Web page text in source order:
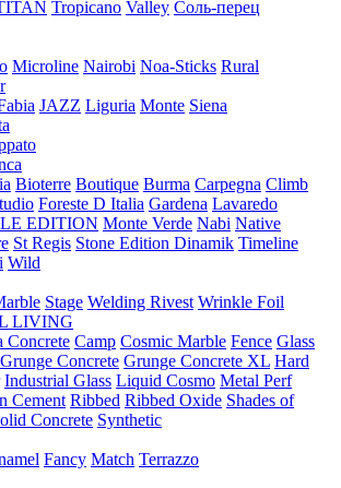
Tropicano Valley Соль-перец
Microline Nairobi Noa-Sticks Rural
JAZZ Liguria Monte Siena
Bioterre Boutique Burma Carpegna Climb
Foreste D Italia Gardena Lavaredo
EDITION Monte Verde Nabi Native
St Regis Stone Edition Dinamik Timeline
Wild
Stage Welding Rivest Wrinkle Foil
LIVING
Concrete Camp Cosmic Marble Fence Glass
Grunge Concrete Grunge Concrete XL Hard
Industrial Glass Liquid Cosmo Metal Perf
Cement Ribbed Ribbed Oxide Shades of
Concrete Synthetic
Fancy Match Terrazzo